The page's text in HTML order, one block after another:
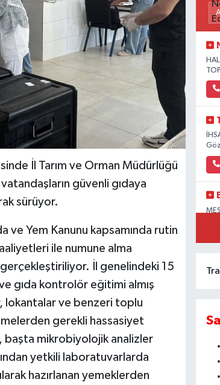
İl Tarım ve Orman Müdürlüğü
güvenli gıdaya
sürüyor.
ve Yem Kanunu kapsamında rutin
ile numune alma
gerçekleştiriliyor. İl genelindeki 15
gıda kontrolör eğitimi almış
lokantalar ve benzeri toplu
gerekli hassasiyet
başta mikrobiyolojik analizler
yetkili laboratuvarlarda
hazırlanan yemeklerden